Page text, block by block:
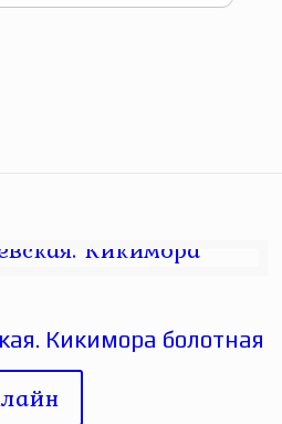
Кикимора болотная